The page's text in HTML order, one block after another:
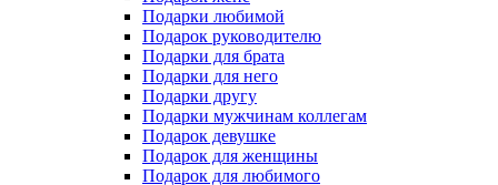
Подарки любимой
Подарок руководителю
Подарки для брата
Подарки для него
Подарки другу
Подарки мужчинам коллегам
Подарок девушке
Подарок для женщины
Подарок для любимого